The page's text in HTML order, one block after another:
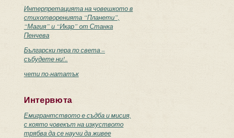
Интерпретацията на човешкото в
стихотворенията “Планети”,
“Магия” и “Икар” от Станка
Пенчева
Български пера по света –
събудете ни!..
чети по-нататък
Интервюта
Емигрантството е съдба и мисия,
с която човекът на изкуството
трябва да се научи да живее